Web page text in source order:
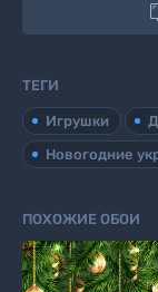
ТЕГИ
Игрушки
Новогодние
ПОХОЖИЕ ОБОИ